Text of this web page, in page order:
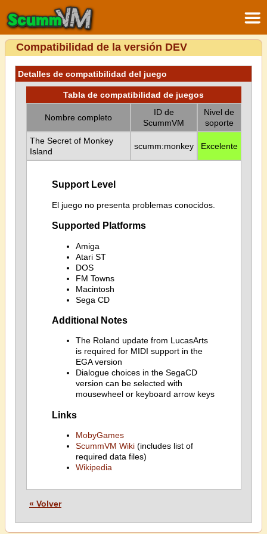
Compatibilidad de la versión DEV
Detalles de compatibilidad del juego
Tabla de compatibilidad de juegos
Nombre completo
ID de
ScummVM
Nivel de
soporte
The Secret of Monkey
Island
scumm:monkey Excelente
Support Level
El juego no presenta problemas conocidos.
Supported Platforms
Amiga
Atari ST
DOS
FM Towns
Macintosh
Sega CD
Additional Notes
The Roland update from LucasArts
is required for MIDI support in the
EGA version
Dialogue choices in the SegaCD
version can be selected with
mousewheel or keyboard arrow keys
Links
MobyGames
ScummVM Wiki(includes list of
required data files)
Wikipedia
« Volver